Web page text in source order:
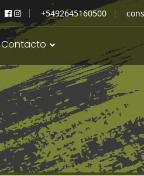
+5492645160500
Contacto